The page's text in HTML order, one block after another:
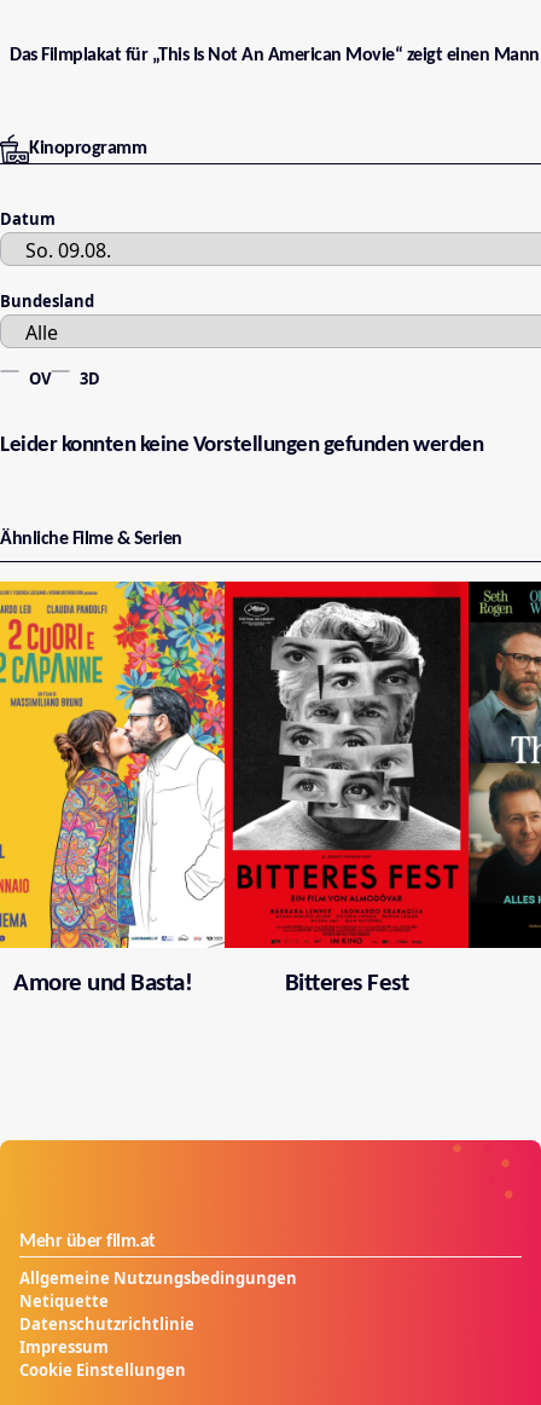
Das Filmplakat für „This Is Not An American Movie“ zeigt einen
Kinoprogramm
Datum
Bundesland
OV 3D
Leider konnten keine Vorstellungen gefunden werden
Ähnliche Filme & Serien
Amore und Basta! Bitteres Fest
Mehr über film.at
Allgemeine Nutzungsbedingungen
Netiquette
Datenschutzrichtlinie
Impressum
Cookie Einstellungen